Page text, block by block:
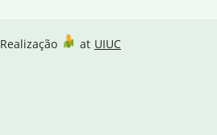
Realização at UIUC